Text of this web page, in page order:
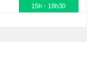
15h - 18h30